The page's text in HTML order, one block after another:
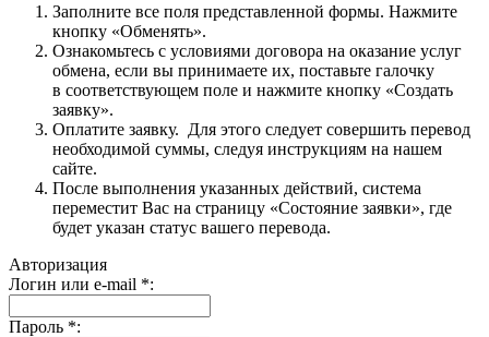
Заполните все поля представленной формы. Нажмите
кнопку «Обменять».
Ознакомьтесь с условиями договора на оказание услуг
обмена, если вы принимаете их, поставьте галочку
в соответствующем поле и нажмите кнопку «Создать
заявку».
Оплатите заявку. Для этого следует совершить перевод
необходимой суммы, следуя инструкциям на нашем
сайте.
После выполнения указанных действий, система
переместит Вас на страницу «Состояние заявки», где
будет указан статус вашего перевода.
Авторизация
Логин или e-mail *:
Пароль *: